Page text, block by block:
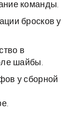
команды.
бросков у
в
шайбы.
у сборной